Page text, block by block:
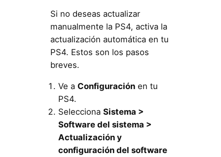
Si no deseas actualizar
manualmente la PS4, activa la
actualización automática en tu
PS4. Estos son los pasos
breves.
Ve a Configuraciónen tu
PS4.
Selecciona Sistema >
Software del sistema >
Actualización y
configuración del software